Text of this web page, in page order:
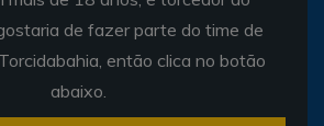
de fazer parte do time de
então clica no botão
abaixo.